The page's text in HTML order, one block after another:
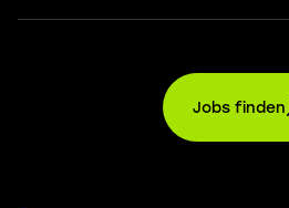
Jobs finden